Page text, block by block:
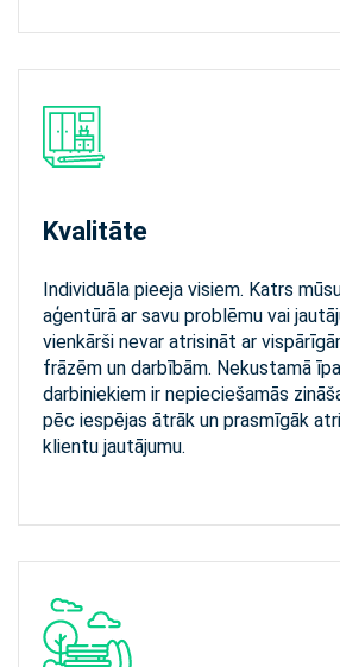
Kvalitāte
Individuāla pieeja visiem. Katrs
aģentūrā ar savu problēmu vai
vienkārši nevar atrisināt ar
frāzēm un darbībām. Nekustamā
darbiniekiem ir nepieciešamās
pēc iespējas ātrāk un prasmīgāk
klientu jautājumu.